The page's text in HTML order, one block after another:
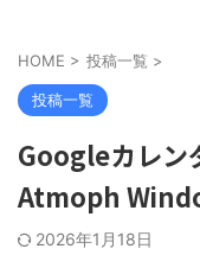
HOME > 投稿一覧 >
投稿一覧
Googleカレン
Atmoph
2026年1月18日